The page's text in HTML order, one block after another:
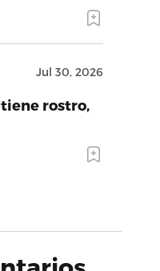
Jul 30, 2026
rostro,